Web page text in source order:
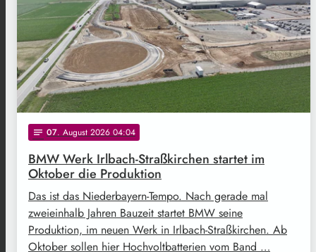
notes 07. August 2026 04:04
BMW Werk Irlbach-Straßkirchen startet im
Oktober die Produktion
Das ist das Niederbayern-Tempo. Nach gerade mal
zweieinhalb Jahren Bauzeit startet BMW seine
Produktion, im neuen Werk in Irlbach-Straßkirchen. Ab
Oktober sollen hier Hochvoltbatterien vom Band …